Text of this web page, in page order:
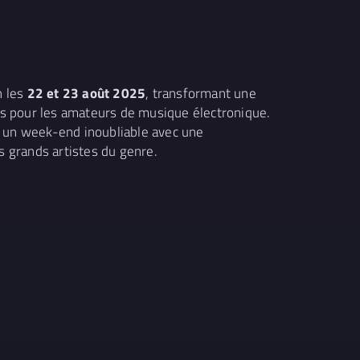
les 22 et 23 août 2025, transformant une
les amateurs de musique électronique.
week-end inoubliable avec une
grands artistes du genre.